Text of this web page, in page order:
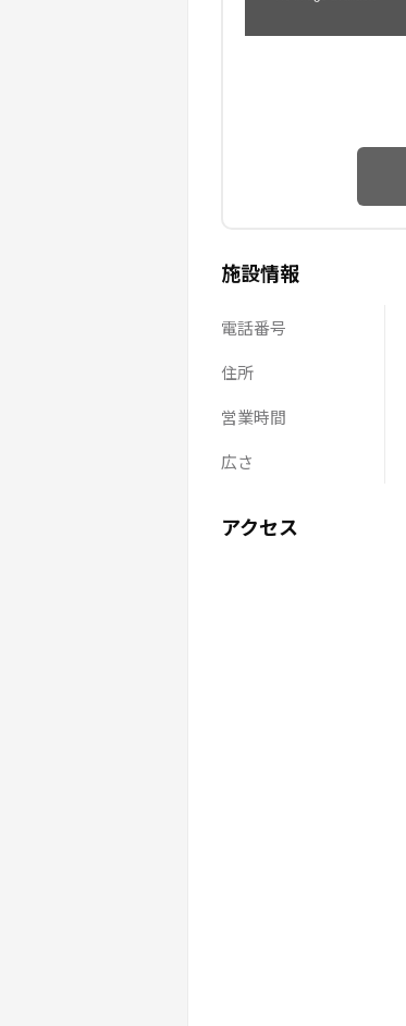
施設情報
電話番号
住所
営業時間
広さ
アクセス